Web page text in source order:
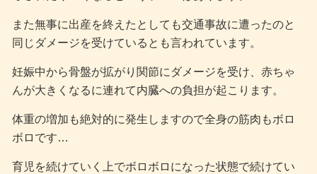
また無事に出産を終えたとしても交通事故に遭ったのと
同じダメージを受けているとも言われています。
妊娠中から骨盤が拡がり関節にダメージを受け、赤ちゃ
んが大きくなるに連れて内臓への負担が起こります。
体重の増加も絶対的に発生しますので全身の筋肉もボロ
ボロです…
育児を続けていく上でボロボロになった状態で続けてい